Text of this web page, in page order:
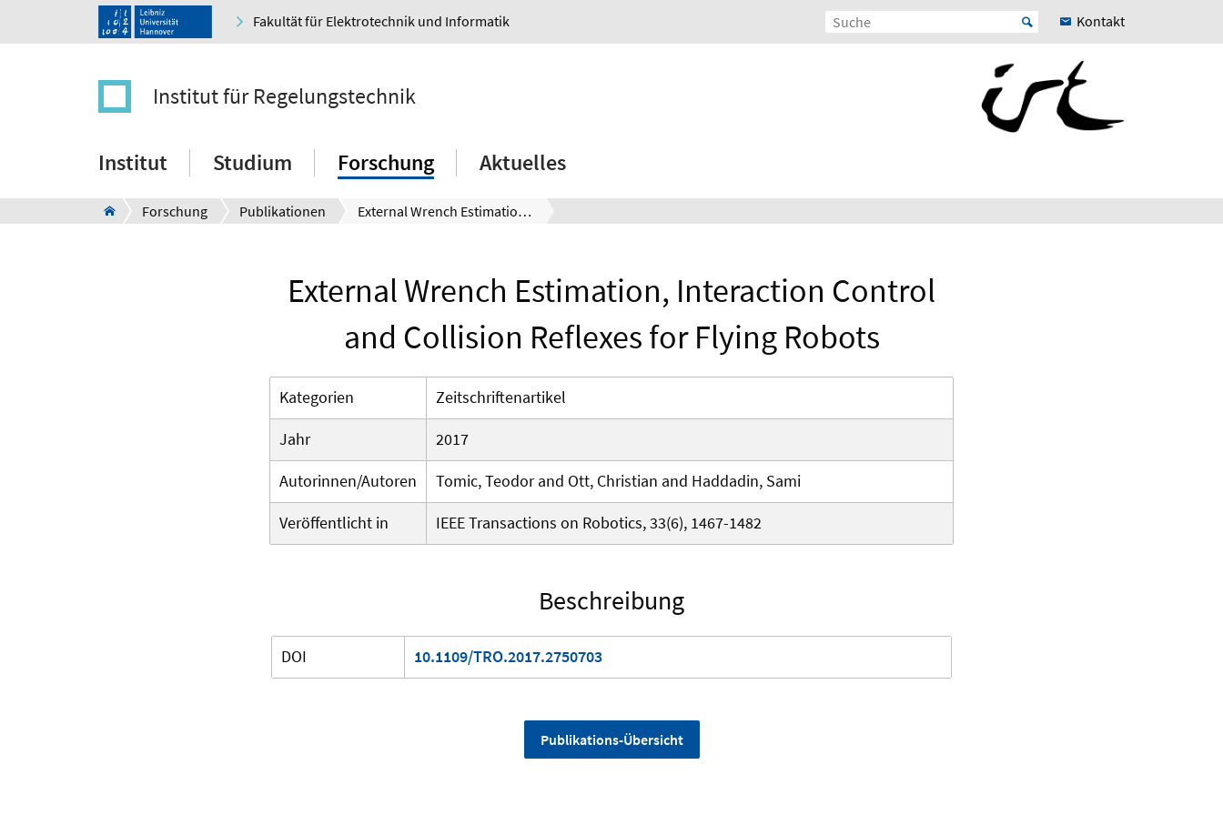
Fakultät für Elektrotechnik und Informatik Kontakt
Institut für Regelungstechnik
Institut Studium Forschung Aktuelles
Forschung Publikationen External Wrench Estimation, Interaction Control and Collision Reflexes for Flying Robots
External Wrench Estimation, Interaction Control
and Collision Reflexes for Flying Robots
Kategorien
Zeitschriftenartikel
Jahr
2017
Autorinnen/Autoren
Tomic, Teodor and Ott, Christian and Haddadin, Sami
Veröffentlicht in
IEEE Transactions on Robotics, 33(6), 1467-1482
Beschreibung
DOI 10.1109/TRO.2017.2750703
Publikations-Übersicht